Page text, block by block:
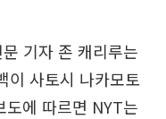
기자 존 캐리루는
이 사토시 나카모토
도에 따르면 NYT는